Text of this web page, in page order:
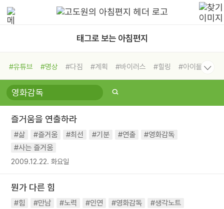
태그로 보는 아침편지
#유튜브 #명상 #다짐 #계획 #바이러스 #힐링
#아이들
#비전캠프
#독서캠프 #삶
#희망
#나눔 #친구 #링컨학교
#독서
#건강 #면역력
즐거움을 연출하라
#삶 #즐거움 #최선 #기분 #연출
#영화감독
#사는 즐거움
2009.12.22. 화요일
뭔가 다른 힘
#힘 #만남 #노력 #인연 #영화감독 #생각노트